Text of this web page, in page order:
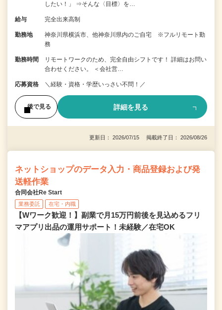
したい！」 ⇒そんな〈目標〉を…
給与 完全出来高制
勤務地
神奈川県横浜市、他神奈川県内のご自宅 ※フルリモート勤
務
勤務時間
リモートワークのため、完全自由シフトです！ 詳細はお問い
合わせください。 ＜会社営…
応募資格 ＼経験・資格・学歴いっさい不問！／
後で見る 詳細を見る
更新日： 2026/07/15 掲載終了日： 2026/08/26
ネットショップのデータ入力・商品登録および発
送軽作業
合同会社Re Start
業務委託 在宅・内職
【Wワーク歓迎！】副業で月15万円前後を見込めるフリ
マアプリ出品の運用サポート！未経験／在宅OK